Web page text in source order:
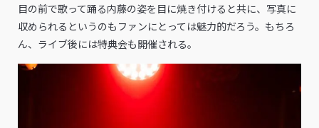
目の前で歌って踊る内藤の姿を目に焼き付けると共に、写真に
収められるというのもファンにとっては魅力的だろう。もちろ
ん、ライブ後には特典会も開催される。